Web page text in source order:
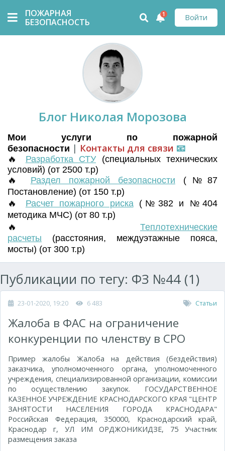
ПОЖАРНАЯ
БЕЗОПАСНОСТЬ
Войти
1
Блог Николая Морозова
Мои услуги по пожарной
безопасности | Контакты для связи 📧
🔥 Разработка СТУ (специальных технических
условий) (от 2500 т.р)
🔥 Раздел пожарной безопасности (№87
Постановление) (от 150 т.р)
🔥 Расчет пожарного риска(№382 и №404
методика МЧС) (от 80 т.р)
🔥 Теплотехнические
расчеты (расстояния, междуэтажные пояса,
мосты) (от 300 т.р)
Публикации по тегу: ФЗ №44 (1)
23-01-2020, 19:20 6 483 Статьи
Жалоба в ФАС на ограничение
конкуренции по членству в СРО
Пример жалобы Жалоба на действия (бездействия)
заказчика, уполномоченного органа, уполномоченного
учреждения, специализированной организации, комиссии
по осуществлению закупок. ГОСУДАРСТВЕННОЕ
КАЗЕННОЕ УЧРЕЖДЕНИЕ КРАСНОДАРСКОГО КРАЯ "ЦЕНТР
ЗАНЯТОСТИ НАСЕЛЕНИЯ ГОРОДА КРАСНОДАРА"
Российская Федерация, 350000, Краснодарский край,
Краснодар г, УЛ ИМ ОРДЖОНИКИДЗЕ, 75 Участник
размещения заказа